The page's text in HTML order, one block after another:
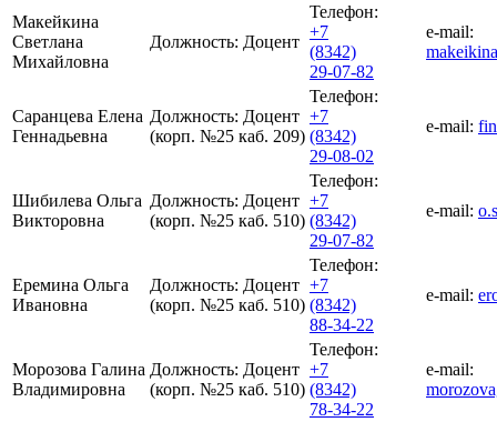
Макейкина
Светлана
Михайловна
Должность: Доцент
Телефон:
+7
(8342)
29-07-82
e-mail:
Саранцева Елена
Геннадьевна
Должность: Доцент
(корп. №25 каб. 209)
Телефон:
+7
(8342)
29-08-02
e-mail:
Шибилева Ольга
Викторовна
Должность: Доцент
(корп. №25 каб. 510)
Телефон:
+7
(8342)
29-07-82
e-mail:
Еремина Ольга
Ивановна
Должность: Доцент
(корп. №25 каб. 510)
Телефон:
+7
(8342)
88-34-22
e-mail:
Морозова Галина
Владимировна
Должность: Доцент
(корп. №25 каб. 510)
Телефон:
+7
(8342)
78-34-22
e-mail: